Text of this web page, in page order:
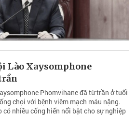
Lào Xaysomphone
Phomvihane đã từ trần ở tuổi
chọi với bệnh viêm mạch máu nặng.
nhiều cống hiến nổi bật cho sự nghiệp